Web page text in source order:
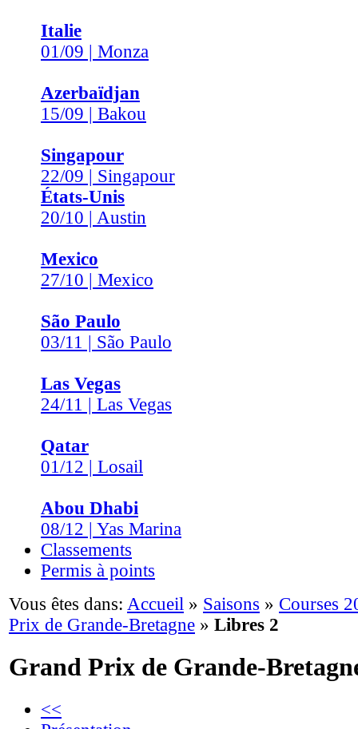
Italie
01/09 | Monza
Azerbaïdjan
15/09 | Bakou
Singapour
22/09 | Singapour
États-Unis
20/10 | Austin
Mexico
27/10 | Mexico
São Paulo
03/11 | São Paulo
Las Vegas
24/11 | Las Vegas
Qatar
01/12 | Losail
Abou Dhabi
08/12 | Yas Marina
Classements
Permis à points
Vous êtes dans: Accueil » Saisons » Courses
Prix de Grande-Bretagne » Libres 2
Grand Prix de Grande-
<<